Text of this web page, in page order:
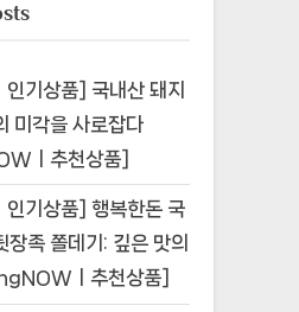
인기상품] 국내산 돼지
미각을 사로잡다
ㅣ추천상품]
인기상품] 행복한돈 국
장족 쫄데기: 깊은 맛의
ㅣ추천상품]